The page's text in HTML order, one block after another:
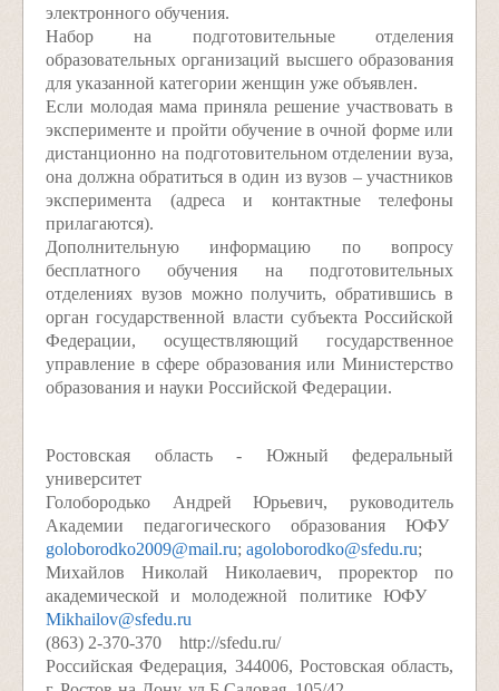
электронного обучения.
Набор на подготовительные отделения
образовательных организаций высшего образования
для указанной категории женщин уже объявлен.
Если молодая мама приняла решение участвовать в
эксперименте и пройти обучение в очной форме или
дистанционно на подготовительном отделении вуза,
она должна обратиться в один из вузов – участников
эксперимента (адреса и контактные телефоны
прилагаются).
Дополнительную информацию по вопросу
бесплатного обучения на подготовительных
отделениях вузов можно получить, обратившись в
орган государственной власти субъекта Российской
Федерации, осуществляющий государственное
управление в сфере образования или Министерство
образования и науки Российской Федерации.
Ростовская область - Южный федеральный
университет
Голобородько Андрей Юрьевич, руководитель
Академии педагогического образования ЮФУ
goloborodko2009@mail.ru; agoloborodko@sfedu.ru;
Михайлов Николай Николаевич, проректор по
академической и молодежной политике ЮФУ
Mikhailov@sfedu.ru
(863) 2-370-370 http://sfedu.ru/
Российская Федерация, 344006, Ростовская область,